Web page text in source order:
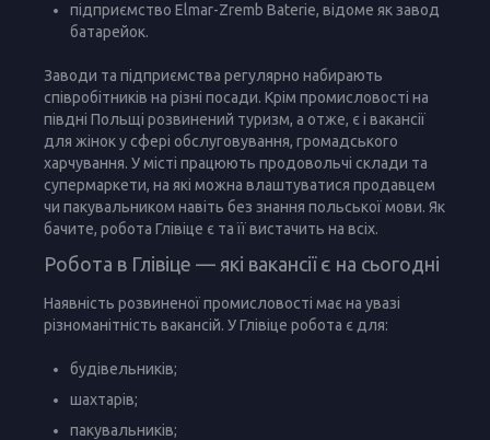
підприємство Elmar-Zremb Baterie, відоме як завод
батарейок.
Заводи та підприємства регулярно набирають
співробітників на різні посади. Крім промисловості на
півдні Польщі розвинений туризм, а отже, є і вакансії
для жінок у сфері обслуговування, громадського
харчування. У місті працюють продовольчі склади та
супермаркети, на які можна влаштуватися продавцем
чи пакувальником навіть без знання польської мови. Як
бачите, робота Глівіце є та її вистачить на всіх.
Робота в Глівіце — які вакансії є на сьогодні
Наявність розвиненої промисловості має на увазі
різноманітність вакансій. У Глівіце робота є для:
будівельників;
шахтарів;
пакувальників;